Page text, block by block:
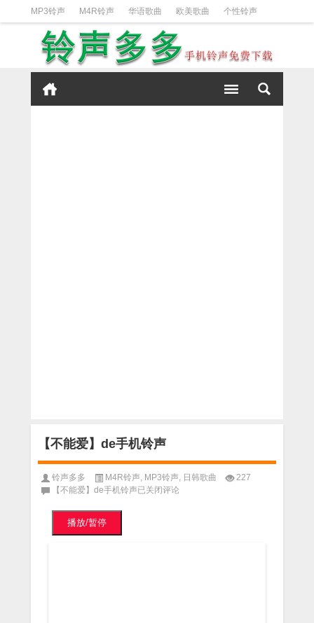
MP3铃声 M4R铃声 华语歌曲 欧美歌曲 个性铃声
日韩歌曲 动漫铃声 DJ铃声 短信铃声
iPhone铃声设置方法
【不能爱】de手机铃声
铃声多多 M4R铃声 MP3铃声 日韩歌曲
227
【不能爱】de手机铃声已关闭评论
播放/暂停